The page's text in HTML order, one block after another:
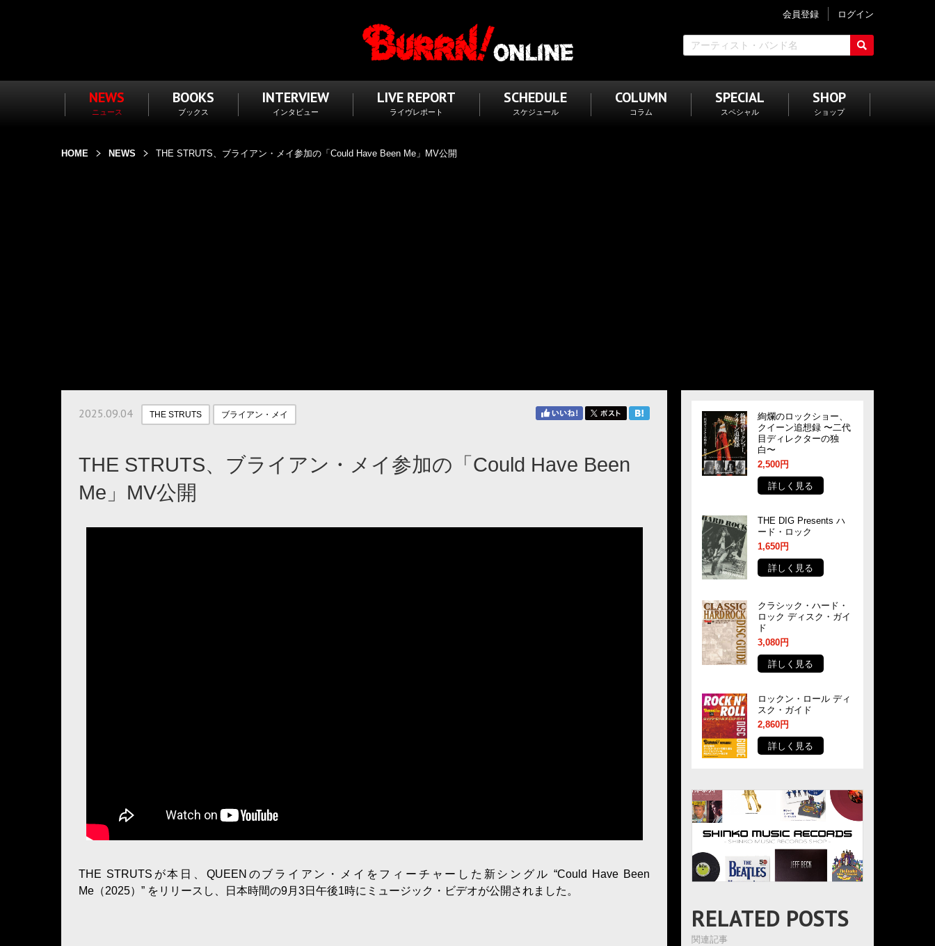
会員登録 ログイン
NEWS
ニュース
BOOKS
ブックス
INTERVIEW
インタビュー
LIVE REPORT
ライヴレポート
SCHEDULE
スケジュール
COLUMN
コラム
SPECIAL
スペシャル
SHOP
ショップ
HOME NEWS THE STRUTS、ブライアン・メイ参加の「Could Have Been Me」MV公開
2025.09.04 THE STRUTS ブライアン・メイ
THE STRUTS、ブライアン・メイ参加の「Could Have Been
Me」MV公開
THE STRUTSが本日、QUEENのブライアン・メイをフィーチャーした新シングル “Could Have Been
Me（2025）” をリリースし、日本時間の9月3日午後1時にミュージック・ビデオが公開されました。
絢爛のロックショー、
クイーン追想録 〜二代
目ディレクターの独
白〜
2,500円
詳しく見る
THE DIG Presents ハ
ード・ロック
1,650円
詳しく見る
クラシック・ハード・
ロック ディスク・ガイ
ド
3,080円
詳しく見る
ロックン・ロール ディ
スク・ガイド
2,860円
詳しく見る
RELATED POSTS
関連記事